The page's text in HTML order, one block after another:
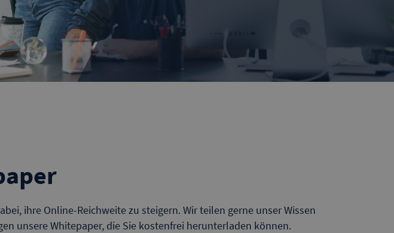
ihre Online-Reichweite zu steigern. Wir teilen gerne unser Wissen
unsere Whitepaper, die Sie kostenfrei herunterladen können.